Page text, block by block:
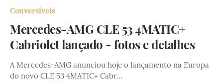
Conversíveis
Mercedes-AMG CLE 53 4MATIC+
Cabriolet lançado - fotos e detalhes
A Mercedes-AMG anunciou hoje o lançamento na Europa
do novo CLE 53 4MATIC+ Cabr…